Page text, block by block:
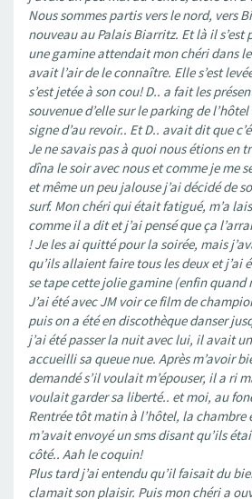
Nous sommes partis vers le nord, vers
nouveau au Palais Biarritz. Et là il s’est
une gamine attendait mon chéri dans
avait l’air de le connaître. Elle s’est
s’est jetée à son cou! D.. a fait les
souvenue d’elle sur le parking de
signe d’au revoir.. Et D.. avait dit que
Je ne savais pas à quoi nous étions en
dîna le soir avec nous et comme je me
et même un peu jalouse j’ai décidé de
surf. Mon chéri qui était fatigué, m’a
comme il a dit et j’ai pensé que ça
! Je les ai quitté pour la soirée, mais
qu’ils allaient faire tous les deux et j’ai
se tape cette jolie gamine (enfin quand
J’ai été avec JM voir ce film de
puis on a été en discothèque danser
j’ai été passer la nuit avec lui, il avait
accueilli sa queue nue. Après m’avoir
demandé s’il voulait m’épouser, il a ri
voulait garder sa liberté.. et moi, au
Rentrée tôt matin à l’hôtel, la chambre
m’avait envoyé un sms disant qu’ils
côté.. Aah le coquin!
Plus tard j’ai entendu qu’il faisait du
clamait son plaisir. Puis mon chéri a